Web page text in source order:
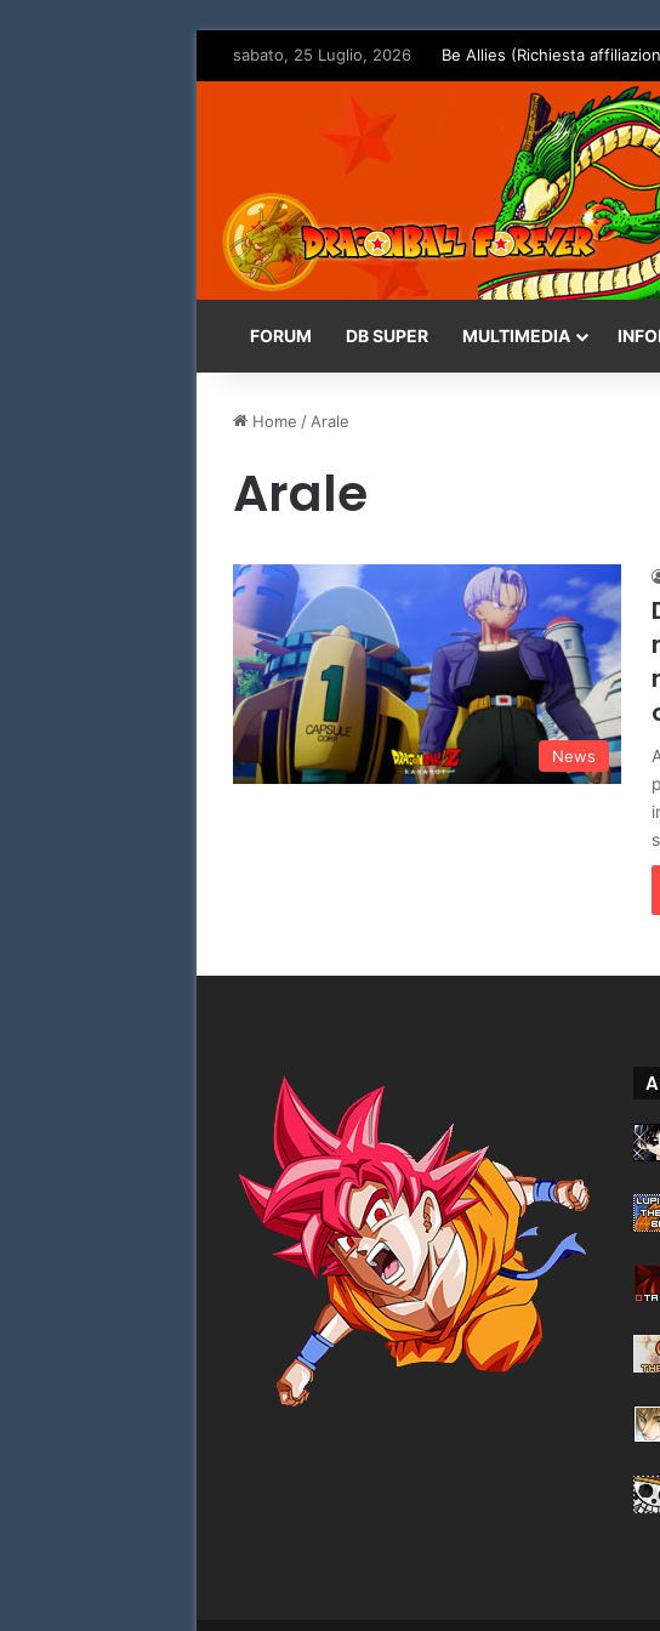
sabato, 25 Luglio, 2026 Be Allies (Richiesta
FORUM DB SUPER MULTIMEDIA
Home / Arale
Arale
News